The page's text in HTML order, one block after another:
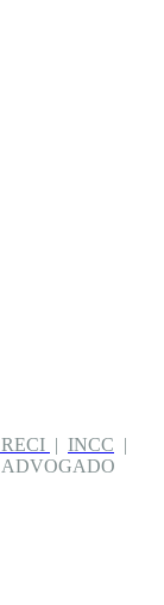
| INCC |